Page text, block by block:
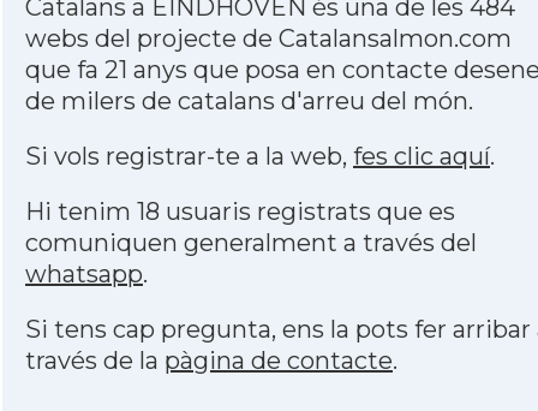
Catalans a EINDHOVEN és una de les 484
webs del projecte de Catalansalmon.com
que fa 21 anys que posa en contacte
de milers de catalans d'arreu del món.
Si vols registrar-te a la web, fes clic aquí.
Hi tenim 18 usuaris registrats que es
comuniquen generalment a través del
whatsapp.
Si tens cap pregunta, ens la pots fer arribar
través de la pàgina de contacte.